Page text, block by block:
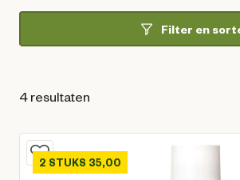
Filter en
4 resultaten
2 STUKS 35,00